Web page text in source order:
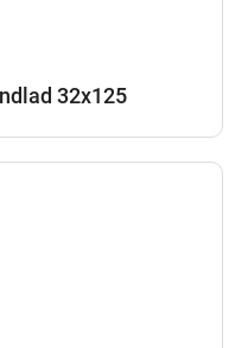
32x125